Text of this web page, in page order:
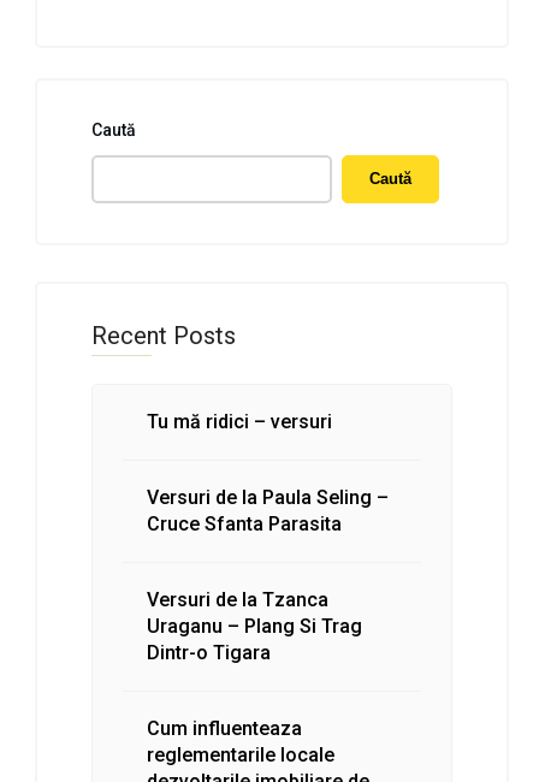
Caută
Caută
Recent Posts
Tu mă ridici – versuri
Versuri de la Paula Seling –
Cruce Sfanta Parasita
Versuri de la Tzanca
Uraganu – Plang Si Trag
Dintr-o Tigara
Cum influenteaza
reglementarile locale